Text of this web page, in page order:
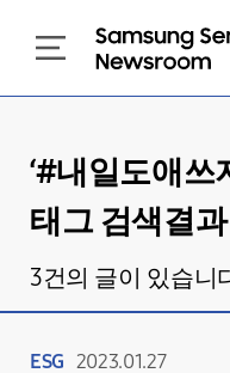
‘#내일도애쓰
태그 검색결과
3건의 글이 있습니
ESG 2023.01.27